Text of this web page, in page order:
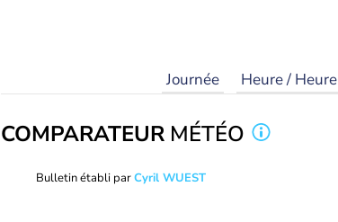
Journée Heure / Heure
COMPARATEUR MÉTÉO
Bulletin établi parCyril WUEST